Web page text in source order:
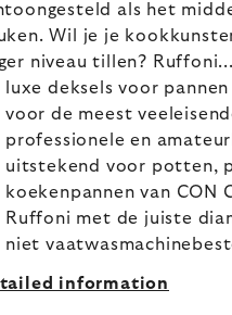
als het
Wil je je
niveau tillen? Ruffoni...
luxe deksels voor
voor de meest
professionele en
uitstekend voor potten,
koekenpannen van CON
Ruffoni met de juiste
niet
information